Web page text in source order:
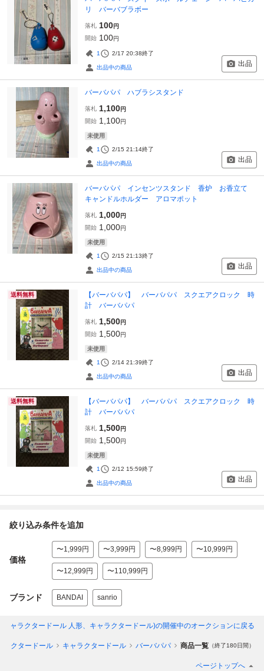
リ バーバブラボー
落札 100円
開始 100円
1 2/17 20:38終了
出品中の商品 出品
バーバパパ ハブラシスタンド
落札 1,100円
開始 1,100円
未使用
1 2/15 21:14終了
出品中の商品 出品
バーバパパ インセンツスタンド 香炉 お香立て
キャンドルホルダー アロマポット
落札 1,000円
開始 1,000円
未使用
1 2/15 21:13終了
出品中の商品 出品
送料無料
【バーバパパ】 バーバパパ スクエアクロック 時
計 バーバパパ
落札 1,500円
開始 1,500円
未使用
1 2/14 21:39終了
出品中の商品 出品
送料無料
【バーバパパ】 バーバパパ スクエアクロック 時
計 バーバパパ
落札 1,500円
開始 1,500円
未使用
1 2/12 15:59終了
出品中の商品 出品
絞り込み条件を追加
価格
〜1,999円 〜3,999円 〜8,999円 〜10,999円
〜12,999円 〜110,999円
ブランド BANDAI sanrio
キャラクタードール 人形、キャラクタードール)の開催中のオークションに戻る
ラクタードール キャラクタードール バーバパパ 商品一覧 （終了180日間）
ページトップへ